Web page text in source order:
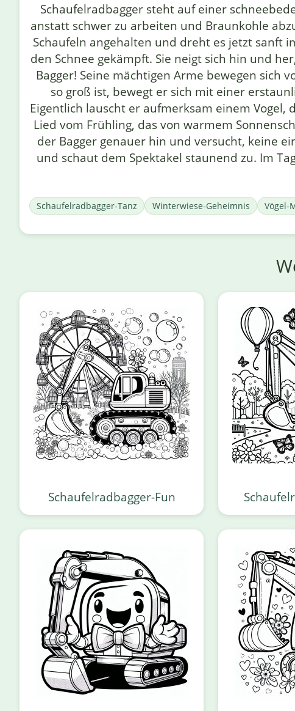
Schaufelradbagger steht auf einer
anstatt schwer zu arbeiten und Braunkohle
Schaufeln angehalten und dreht es jetzt sanft
den Schnee gekämpft. Sie neigt sich hin und
Bagger! Seine mächtigen Arme bewegen sich
so groß ist, bewegt er sich mit einer
Eigentlich lauscht er aufmerksam einem Vogel,
Lied vom Frühling, das von warmem
der Bagger genauer hin und versucht, keine
und schaut dem Spektakel staunend zu. Im
Schaufelradbagger-Tanz Winterwiese-Geheimnis Vögel-
Schaufelradbagger-Fun